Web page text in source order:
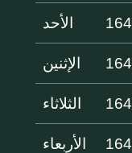
الأحد
الإثنين
الثلاثاء
الأربعاء